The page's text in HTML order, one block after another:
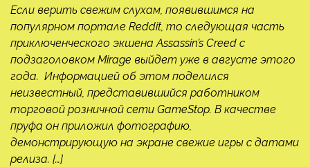
Если верить свежим слухам, появившимся на
популярном портале Reddit, то следующая часть
приключенческого экшена Assassin’s Creed с
подзаголовком Mirage выйдет уже в августе этого
года. Информацией об этом поделился
неизвестный, представившийся работником
торговой розничной сети GameStop. В качестве
пруфа он приложил фотографию,
демонстрирующую на экране свежие игры с датами
релиза. […]